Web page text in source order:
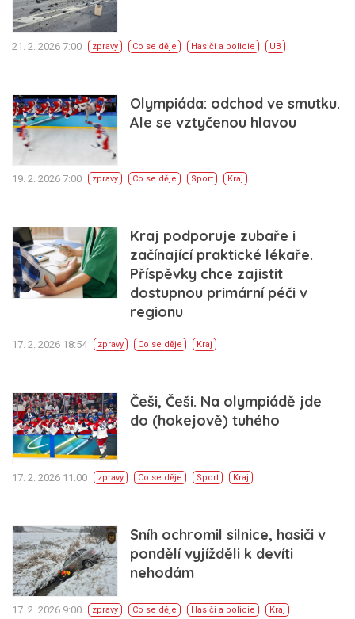
21. 2. 2026 7:00 zpravy Co se děje Hasiči a policie UB
Olympiáda: odchod ve smutku.
Ale se vztyčenou hlavou
19. 2. 2026 7:00 zpravy Co se děje Sport Kraj
Kraj podporuje zubaře i
začínající praktické lékaře.
Příspěvky chce zajistit
dostupnou primární péči v
regionu
17. 2. 2026 18:54 zpravy Co se děje Kraj
Češi, Češi. Na olympiádě jde
do (hokejově) tuhého
17. 2. 2026 11:00 zpravy Co se děje Sport Kraj
Sníh ochromil silnice, hasiči v
pondělí vyjížděli k devíti
nehodám
17. 2. 2026 9:00 zpravy Co se děje Hasiči a policie Kraj